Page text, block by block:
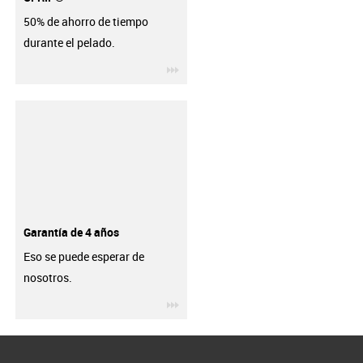
50% de ahorro de tiempo
durante el pelado.
Garantía de 4 años
Eso se puede esperar de
nosotros.